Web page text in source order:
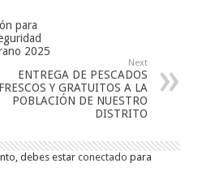
para
2025
Next
ENTREGA DE PESCADOS
FRESCOS Y GRATUITOS A LA
POBLACIÓN DE NUESTRO
DISTRITO
debes estarconectado para